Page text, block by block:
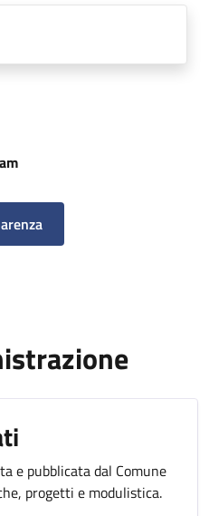
e pubblicata dal Comune
progetti e modulistica.